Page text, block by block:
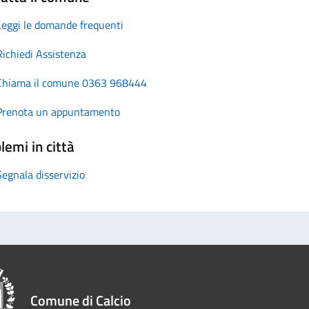
le domande frequenti
Assistenza
il comune 0363 968444
un appuntamento
in città
disservizio
Comune di Calcio